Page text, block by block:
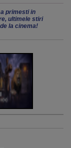
primesti in
ultimele stiri
la cinema!